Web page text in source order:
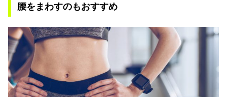
腰をまわすのもおすすめ